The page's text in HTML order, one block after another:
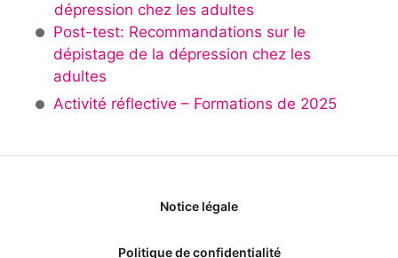
dépression chez les adultes
Post-test: Recommandations sur le
dépistage de la dépression chez les
adultes
Activité réflective – Formations de 2025
Notice légale
Politique de confidentialité